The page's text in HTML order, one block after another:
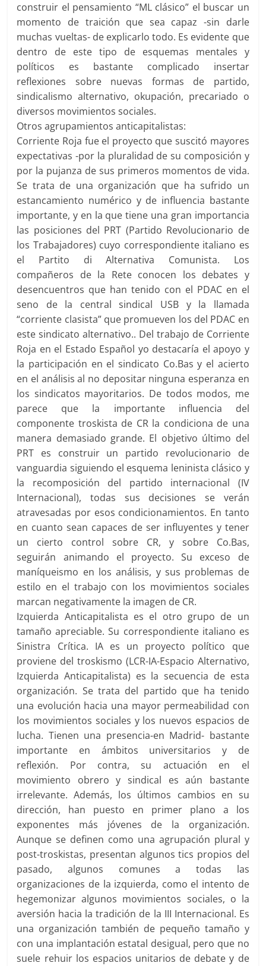
construir el pensamiento “ML clásico” el buscar un
momento de traición que sea capaz -sin darle
muchas vueltas- de explicarlo todo. Es evidente que
dentro de este tipo de esquemas mentales y
políticos es bastante complicado insertar
reflexiones sobre nuevas formas de partido,
sindicalismo alternativo, okupación, precariado o
diversos movimientos sociales.
Otros agrupamientos anticapitalistas:
Corriente Roja fue el proyecto que suscitó mayores
expectativas -por la pluralidad de su composición y
por la pujanza de sus primeros momentos de vida.
Se trata de una organización que ha sufrido un
estancamiento numérico y de influencia bastante
importante, y en la que tiene una gran importancia
las posiciones del PRT (Partido Revolucionario de
los Trabajadores) cuyo correspondiente italiano es
el Partito di Alternativa Comunista. Los
compañeros de la Rete conocen los debates y
desencuentros que han tenido con el PDAC en el
seno de la central sindical USB y la llamada
“corriente clasista” que promueven los del PDAC en
este sindicato alternativo.. Del trabajo de Corriente
Roja en el Estado Español yo destacaría el apoyo y
la participación en el sindicato Co.Bas y el acierto
en el análisis al no depositar ninguna esperanza en
los sindicatos mayoritarios. De todos modos, me
parece que la importante influencia del
componente troskista de CR la condiciona de una
manera demasiado grande. El objetivo último del
PRT es construir un partido revolucionario de
vanguardia siguiendo el esquema leninista clásico y
la recomposición del partido internacional (IV
Internacional), todas sus decisiones se verán
atravesadas por esos condicionamientos. En tanto
en cuanto sean capaces de ser influyentes y tener
un cierto control sobre CR, y sobre Co.Bas,
seguirán animando el proyecto. Su exceso de
maníqueismo en los análisis, y sus problemas de
estilo en el trabajo con los movimientos sociales
marcan negativamente la imagen de CR.
Izquierda Anticapitalista es el otro grupo de un
tamaño apreciable. Su correspondiente italiano es
Sinistra Crítica. IA es un proyecto político que
proviene del troskismo (LCR-IA-Espacio Alternativo,
Izquierda Anticapitalista) es la secuencia de esta
organización. Se trata del partido que ha tenido
una evolución hacia una mayor permeabilidad con
los movimientos sociales y los nuevos espacios de
lucha. Tienen una presencia-en Madrid- bastante
importante en ámbitos universitarios y de
reflexión. Por contra, su actuación en el
movimiento obrero y sindical es aún bastante
irrelevante. Además, los últimos cambios en su
dirección, han puesto en primer plano a los
exponentes más jóvenes de la organización.
Aunque se definen como una agrupación plural y
post-troskistas, presentan algunos tics propios del
pasado, algunos comunes a todas las
organizaciones de la izquierda, como el intento de
hegemonizar algunos movimientos sociales, o la
aversión hacia la tradición de la III Internacional. Es
una organización también de pequeño tamaño y
con una implantación estatal desigual, pero que no
suele rehuir los espacios unitarios de debate y de